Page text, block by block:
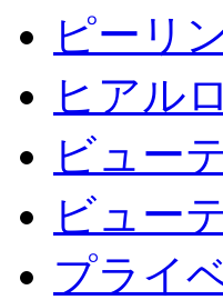
ピーリ
ヒアル
ビュー
ビュー
プライ